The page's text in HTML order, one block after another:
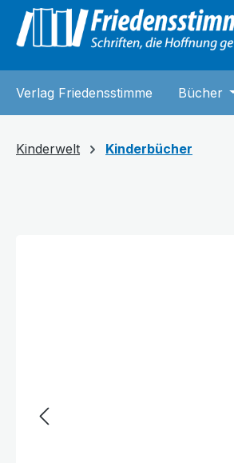
Zur Hauptnavigation
Verlag Friedensstimme Bücher
Kinderwelt Kinderbücher